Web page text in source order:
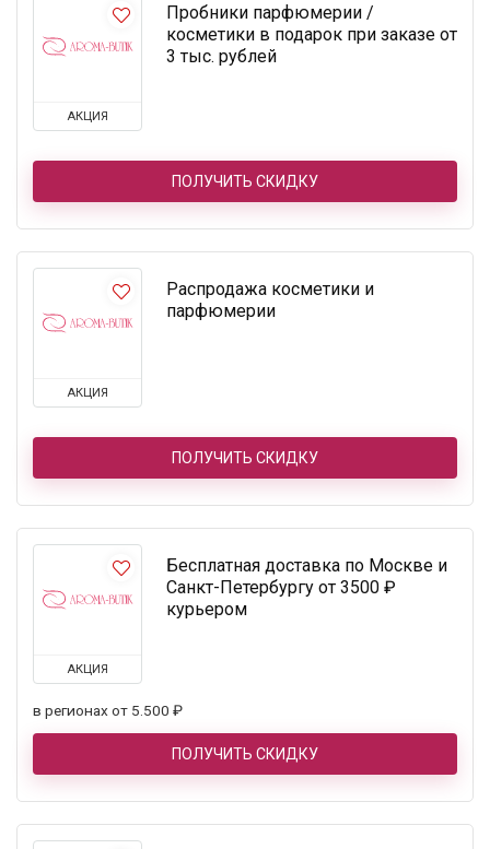
АКЦИЯ
Пробники парфюмерии /
косметики в подарок при заказе от
3 тыс. рублей
ПОЛУЧИТЬ СКИДКУ
АКЦИЯ
Распродажа косметики и
парфюмерии
ПОЛУЧИТЬ СКИДКУ
АКЦИЯ
Бесплатная доставка по Москве и
Санкт-Петербургу от 3500 ₽
курьером
в регионах от 5.500 ₽
ПОЛУЧИТЬ СКИДКУ